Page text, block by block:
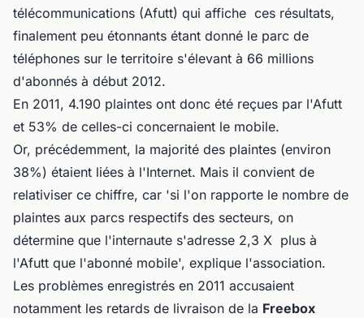
télécommunications (Afutt) qui affiche ces résultats,
finalement peu étonnants étant donné le parc de
téléphones sur le territoire s'élevant à 66 millions
d'abonnés à début 2012.
En 2011, 4.190 plaintes ont donc été reçues par l'Afutt
et 53% de celles-ci concernaient le mobile.
Or, précédemment, la majorité des plaintes (environ
38%) étaient liées à l'Internet. Mais il convient de
relativiser ce chiffre, car 'si l'on rapporte le nombre de
plaintes aux parcs respectifs des secteurs, on
détermine que l'internaute s'adresse 2,3 X plus à
l'Afutt que l'abonné mobile', explique l'association.
Les problèmes enregistrés en 2011 accusaient
notamment les retards de livraison de la Freebox